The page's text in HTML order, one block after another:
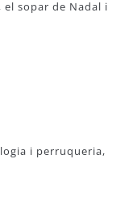
el sopar de Nadal i
i perruqueria,